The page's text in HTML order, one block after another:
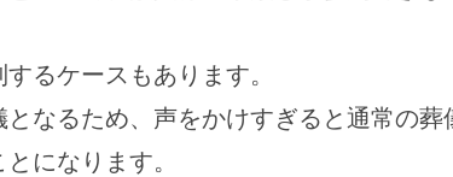
るケースもあります。
なるため、声をかけすぎると通常の葬
になります。